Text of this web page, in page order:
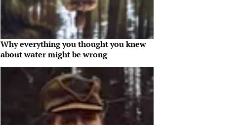
Why everything you thought you knew
about water might be wrong